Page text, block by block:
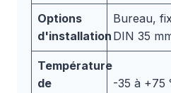
Options
d'installation
Bureau,
DIN 35
Température
de
-35 à +75